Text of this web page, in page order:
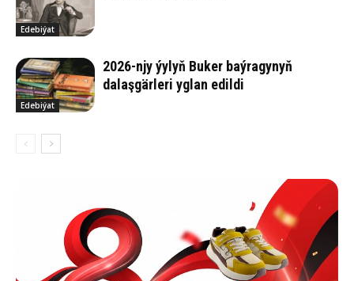
Edebiýat
Edebiýat
2026-njy ýylyň Buker baýragynyň
dalaşgärleri yglan edildi